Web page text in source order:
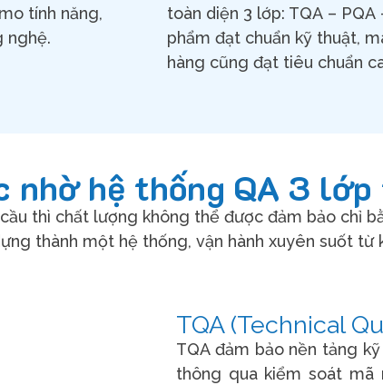
tính năng,
nghệ.
toàn diện 3 lớp: TQA – PQA
phẩm đạt chuẩn kỹ thuật,
hàng cũng đạt tiêu chuẩn
nhờ hệ thống QA 3 lớp
thì chất lượng không thể được đảm bảo chỉ
thành một hệ thống, vận hành xuyên suốt từ
TQA (Technical
TQA đảm bảo nền tảng
thông qua kiểm soát mã